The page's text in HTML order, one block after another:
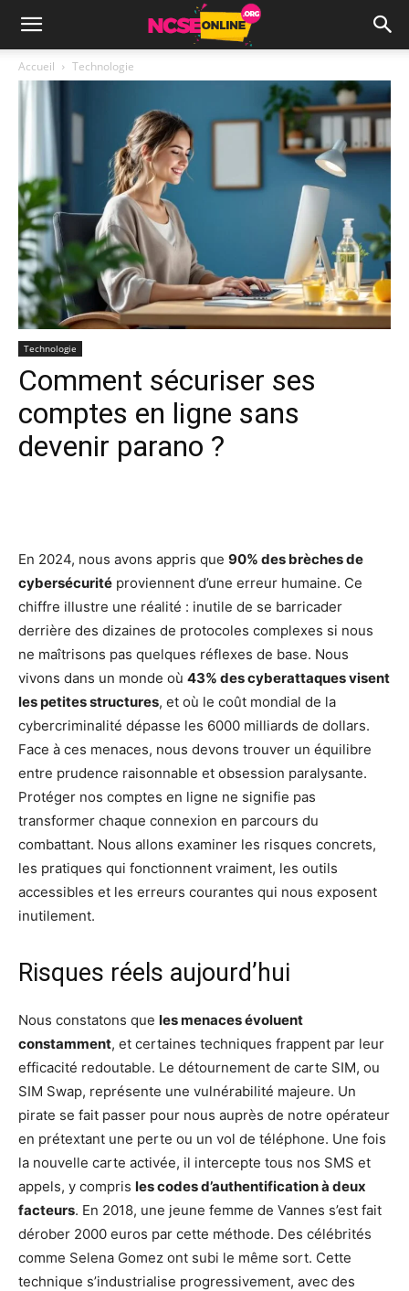
Accueil Technologie
Technologie
Comment sécuriser ses
comptes en ligne sans
devenir parano ?
En 2024, nous avons appris que 90% des brèches de
cybersécurité proviennent d’une erreur humaine. Ce
chiffre illustre une réalité : inutile de se barricader
derrière des dizaines de protocoles complexes si nous
ne maîtrisons pas quelques réflexes de base. Nous
vivons dans un monde où 43% des cyberattaques visent
les petites structures, et où le coût mondial de la
cybercriminalité dépasse les 6000 milliards de dollars.
Face à ces menaces, nous devons trouver un équilibre
entre prudence raisonnable et obsession paralysante.
Protéger nos comptes en ligne ne signifie pas
transformer chaque connexion en parcours du
combattant. Nous allons examiner les risques concrets,
les pratiques qui fonctionnent vraiment, les outils
accessibles et les erreurs courantes qui nous exposent
inutilement.
Risques réels aujourd’hui
Nous constatons que les menaces évoluent
constamment, et certaines techniques frappent par leur
efficacité redoutable. Le détournement de carte SIM, ou
SIM Swap, représente une vulnérabilité majeure. Un
pirate se fait passer pour nous auprès de notre opérateur
en prétextant une perte ou un vol de téléphone. Une fois
la nouvelle carte activée, il intercepte tous nos SMS et
appels, y compris les codes d’authentification à deux
facteurs. En 2018, une jeune femme de Vannes s’est fait
dérober 2000 euros par cette méthode. Des célébrités
comme Selena Gomez ont subi le même sort. Cette
technique s’industrialise progressivement, avec des